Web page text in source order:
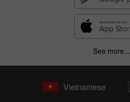
See more...
Vietnamese